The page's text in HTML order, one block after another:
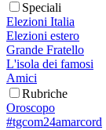
Speciali
Elezioni Italia
Elezioni estero
Grande Fratello
L'isola dei famosi
Amici
Rubriche
Oroscopo
#tgcom24amarcord